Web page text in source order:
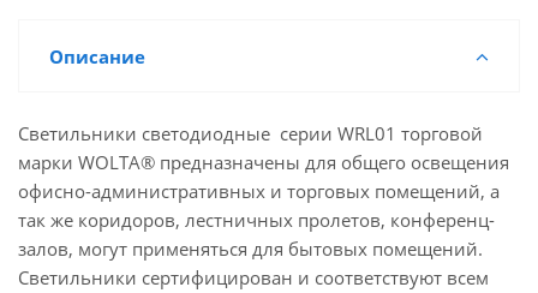
Описание
Светильники светодиодные серии WRL01 торговой
марки WOLTA® предназначены для общего освещения
офисно-административных и торговых помещений, а
так же коридоров, лестничных пролетов, конференц-
залов, могут применяться для бытовых помещений.
Светильники сертифицирован и соответствуют всем